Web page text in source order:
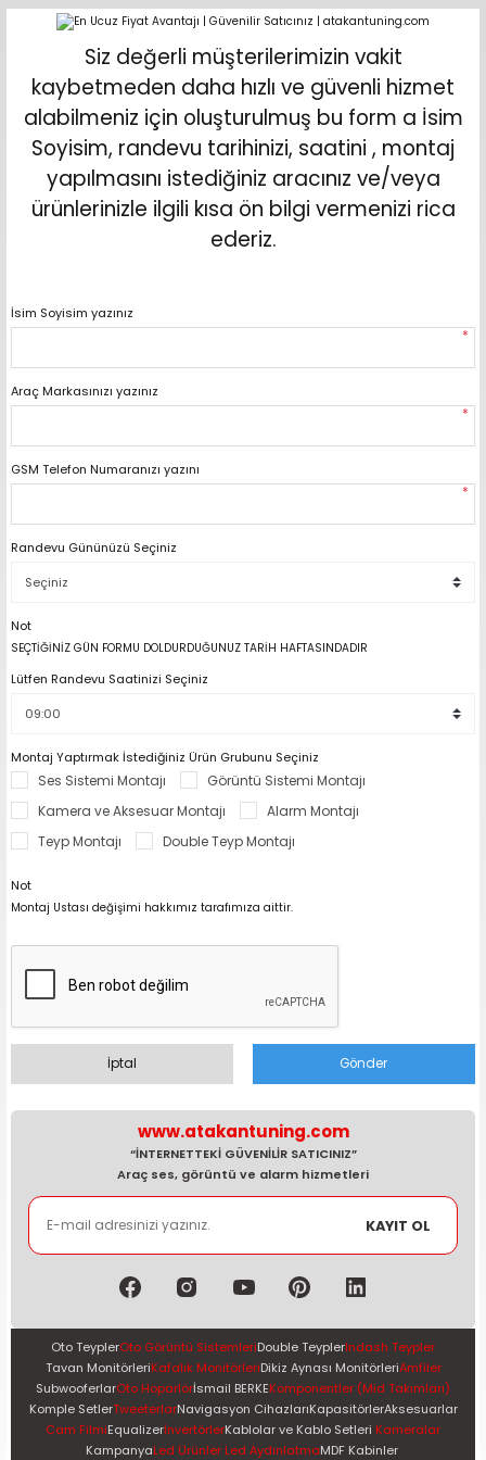
Geri Dön
Geri Dön
(Büyük Ekran)
Geri Dön
(Mid Takımları)
Geri Dön
Takımları
Takımları
Takımları
Hoparlör Takımları
Geri Dön
Sistemleri
Geri Dön
ve Alarm
Geri Dön
Geri Dön
İçinden Ekran Çıkan )
Geri Dön
Siz değerli müşterilerimizin vakit
kaybetmeden daha hızlı ve güvenli hizmet
alabilmeniz için oluşturulmuş bu form a İsim
Soyisim, randevu tarihinizi, saatini , montaj
yapılmasını istediğiniz aracınız ve/veya
ürünlerinizle ilgili kısa ön bilgi vermenizi rica
ederiz.
İsim Soyisim yazınız
*
Araç Markasınızı yazınız
*
GSM Telefon Numaranızı yazını
*
Randevu Gününüzü Seçiniz
Not
SEÇTİĞİNİZ GÜN FORMU DOLDURDUĞUNUZ TARİH HAFTASINDADIR
Lütfen Randevu Saatinizi Seçiniz
Montaj Yaptırmak İstediğiniz Ürün Grubunu Seçiniz
Ses Sistemi Montajı
Görüntü Sistemi Montajı
Kamera ve Aksesuar Montajı
Alarm Montajı
Teyp Montajı
Double Teyp Montajı
Not
Montaj Ustası değişimi hakkımız tarafımıza aittir.
İptal Gönder
www.atakantuning.com
“İNTERNETTEKİ GÜVENİLİR SATICINIZ”
Araç ses, görüntü ve alarm hizmetleri
KAYIT OL
Oto TeyplerOto Görüntü SistemleriDouble TeyplerIndash Teypler
Tavan MonitörleriKafalık MonitörleriDikiz Aynası MonitörleriAmfiler
SubwooferlarOto Hoparlörİsmail BERKEKomponentler (Mid Takımları)
Komple SetlerTweeterlarNavigasyon CihazlarıKapasitörlerAksesuarlar
Cam FilmiEqualizerİnvertörlerKablolar ve Kablo Setleri Kameralar
KampanyaLed Ürünler Led AydınlatmaMDF Kabinler